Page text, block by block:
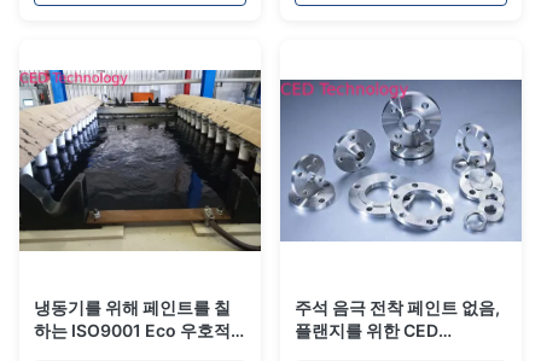
냉동기를 위해 페인트를 칠
하는 ISO9001 Eco 우호적
주석 음극 전착 페인트 없음,
플랜지를 위한 CED